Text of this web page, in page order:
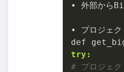
• 外部から
• プロジェ
try:
# プロジェク